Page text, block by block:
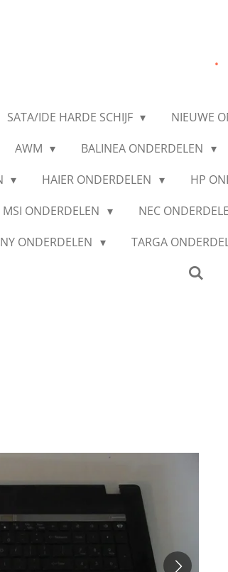
.
SATA/IDE HARDE SCHIJF NIEUWE
AWM BALINEA ONDERDELEN
HAIER ONDERDELEN HP
MSI ONDERDELEN NEC
ONDERDELEN TARGA